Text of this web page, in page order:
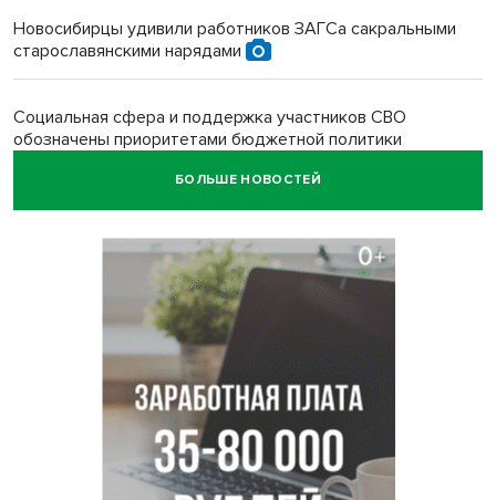
Новосибирцы удивили работников ЗАГСа сакральными
старославянскими нарядами
Социальная сфера и поддержка участников СВО
обозначены приоритетами бюджетной политики
БОЛЬШЕ НОВОСТЕЙ